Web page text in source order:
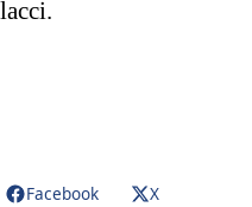
Facebook
X